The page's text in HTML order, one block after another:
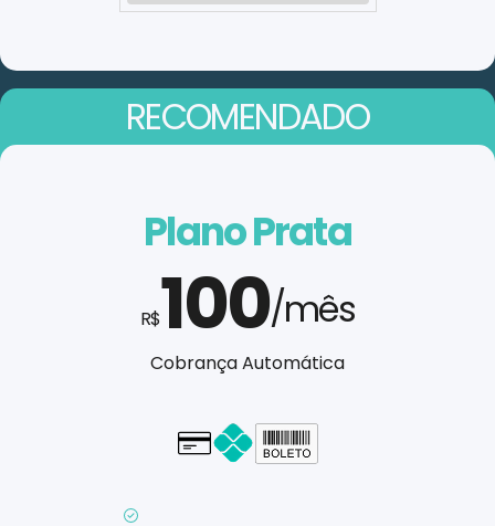
RECOMENDADO
Plano Prata
R$100/mês
Cobrança Automática
Cartão - em até 1x